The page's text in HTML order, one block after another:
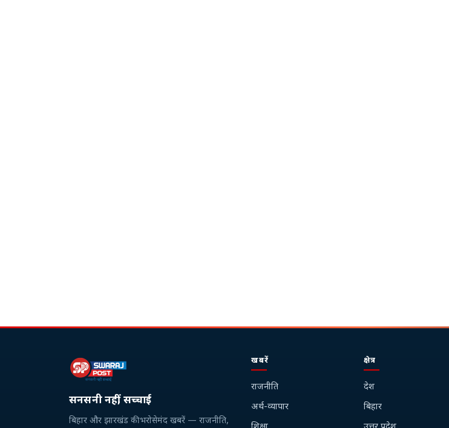
सनसनी नहीं, सच्चाई
बिहार और झारखंड की भरोसेमंद खबरें — राजनीति,
खबरें
राजनीति
अर्थ-व्यापार
क्षेत्र
देश
बिहार